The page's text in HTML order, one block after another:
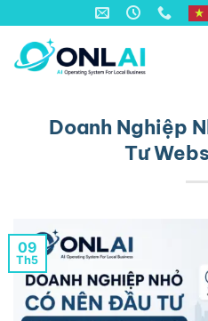
dung
Doanh Nghiệp
Tư
09
Th5